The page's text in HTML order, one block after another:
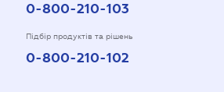
0-800-210-103
Підбір продуктів та рішень
0-800-210-102